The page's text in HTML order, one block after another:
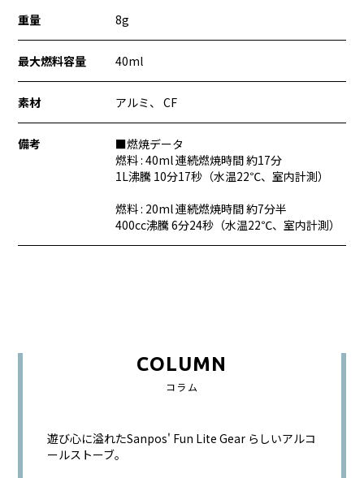
重量 8g
最大燃料容量 40ml
素材 アルミ、 CF
備考
■燃焼データ
燃料 : 40ml 連続燃焼時間 約17分
1L沸騰 10分17秒（水温22℃、室内計測）
燃料 : 20ml 連続燃焼時間 約7分半
400cc沸騰 6分24秒（水温22℃、室内計測）
COLUMN
コラム
遊び心に溢れたSanpos' Fun Lite Gear らしいアルコ
ールストーブ。